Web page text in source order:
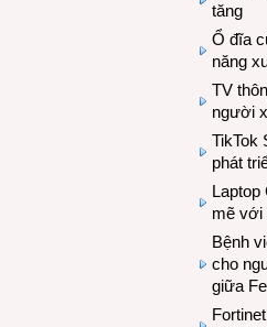
tăng
Ổ đĩa
năng
TV
người
TikTok
phát
Laptop
mẽ với
Bệnh
cho
giữa